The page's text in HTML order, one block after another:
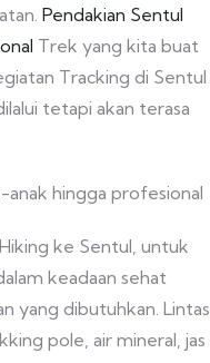
Pendakian Sentul
Trek yang kita buat
Tracking di Sentul
tetapi akan terasa
ke Sentul, untuk
keadaan sehat
yang dibutuhkan. Lintas
pole, air mineral, jas